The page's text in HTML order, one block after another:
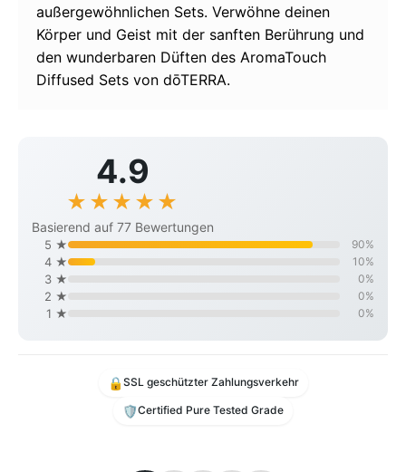
außergewöhnlichen Sets. Verwöhne deinen
Körper und Geist mit der sanften Berührung und
den wunderbaren Düften des AromaTouch
Diffused Sets von dōTERRA.
4.9
★ ★ ★ ★ ☆
★
Basierend auf 77 Bewertungen
5 ★ 90%
4 ★ 10%
3 ★ 0%
2 ★ 0%
1 ★ 0%
🔒 SSL geschützter Zahlungsverkehr
🛡️Certified Pure Tested Grade